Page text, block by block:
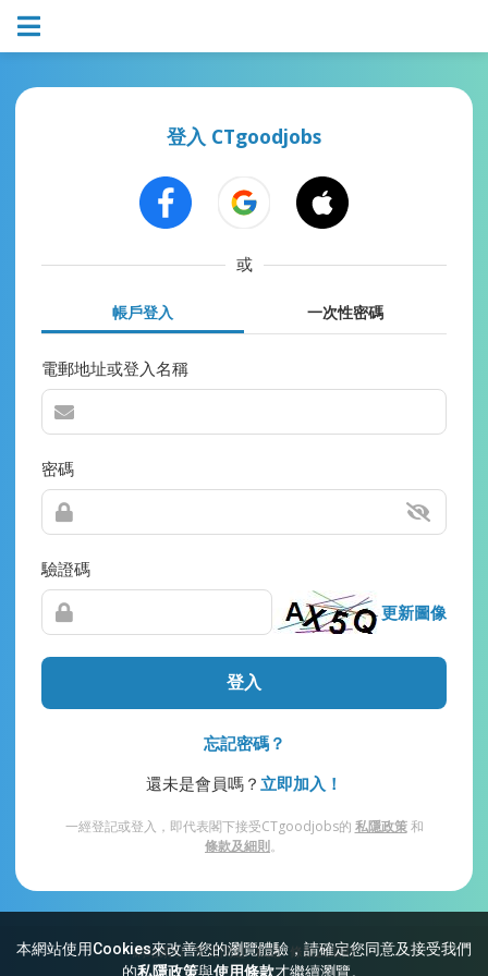
本網站使用Cookies來改善您的瀏覽體驗，請確定您同意及接受我們
的私隱政策與使用條款才繼續瀏覽。
登入 CTgoodjobs
或
帳戶登入 一次性密碼
電郵地址或登入名稱
密碼
驗證碼
更新圖像
登入
忘記密碼？
還未是會員嗎？ 立即加入！
一經登記或登入，即代表閣下接受CTgoodjobs的 私隱政策和
條款及細則。
網站索引 常見問題 私隱 條款及細則